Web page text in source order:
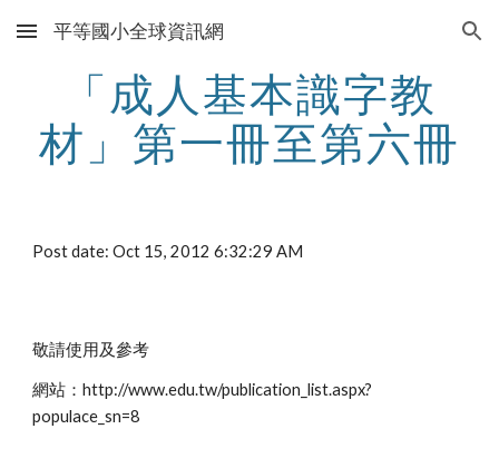
Skip to main content Skip to navigation
平等國小全球資訊網
「成人基本識字教
材」第一冊至第六冊
Post date: Oct 15, 2012 6:32:29 AM
敬請使用及參考
網站：http://www.edu.tw/publication_list.aspx?
populace_sn=8